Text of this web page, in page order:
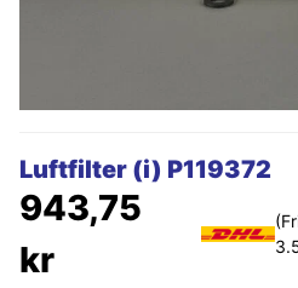
Luftfilter (i) P119372
943,75
kr